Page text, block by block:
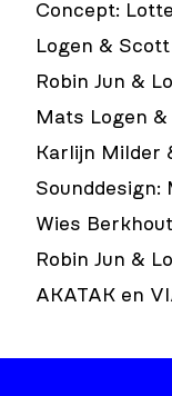
Concept:
Logen &
Robin Jun &
Mats Logen
Karlijn Milder
Sounddesign:
Wies
Robin Jun &
AKATAK en